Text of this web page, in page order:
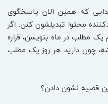
که همین الان پاسخگوی
محتوا تبدیلشون کنن. اگر
یک مطلب در ماه بنویسن، قراره
چون دارید هر روز یک مطلب
قضیه نشون دادن؟